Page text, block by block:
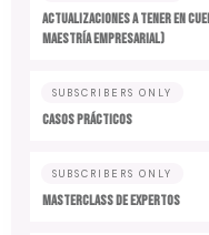
ACTUALIZACIONES A TENER EN
MAESTRÍA EMPRESARIAL)
SUBSCRIBERS ONLY
CASOS PRÁCTICOS
SUBSCRIBERS ONLY
MASTERCLASS DE EXPERTOS